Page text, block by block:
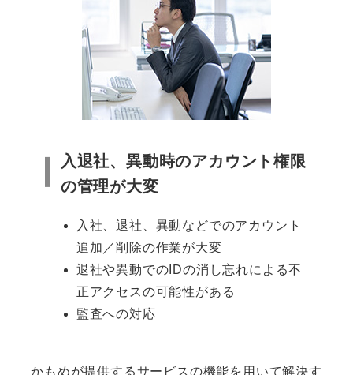
入退社、異動時のアカウント権限
の管理が大変
入社、退社、異動などでのアカウント
追加／削除の作業が大変
退社や異動でのIDの消し忘れによる不
正アクセスの可能性がある
監査への対応
かもめが提供するサービスの機能を用いて解決す